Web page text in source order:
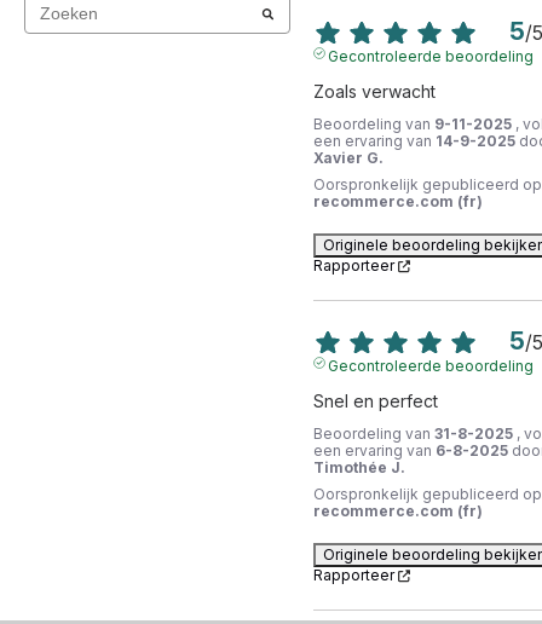
5/5
Gecontroleerde beoordeling
Zoals verwacht
Beoordeling van 9-11-2025 ,
een ervaring van 14-9-2025
Xavier G.
Oorspronkelijk gepubliceerd op
recommerce.com (fr)
Originele beoordeling
Rapporteer
5/5
Gecontroleerde beoordeling
Snel en perfect
Beoordeling van 31-8-2025 ,
een ervaring van 6-8-2025
Timothée J.
Oorspronkelijk gepubliceerd op
recommerce.com (fr)
Originele beoordeling
Rapporteer